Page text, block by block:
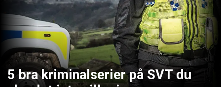
5 bra kriminalserier på SVT du